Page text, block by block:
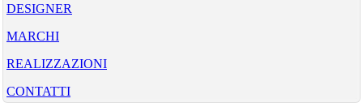
DESIGNER
MARCHI
REALIZZAZIONI
CONTATTI